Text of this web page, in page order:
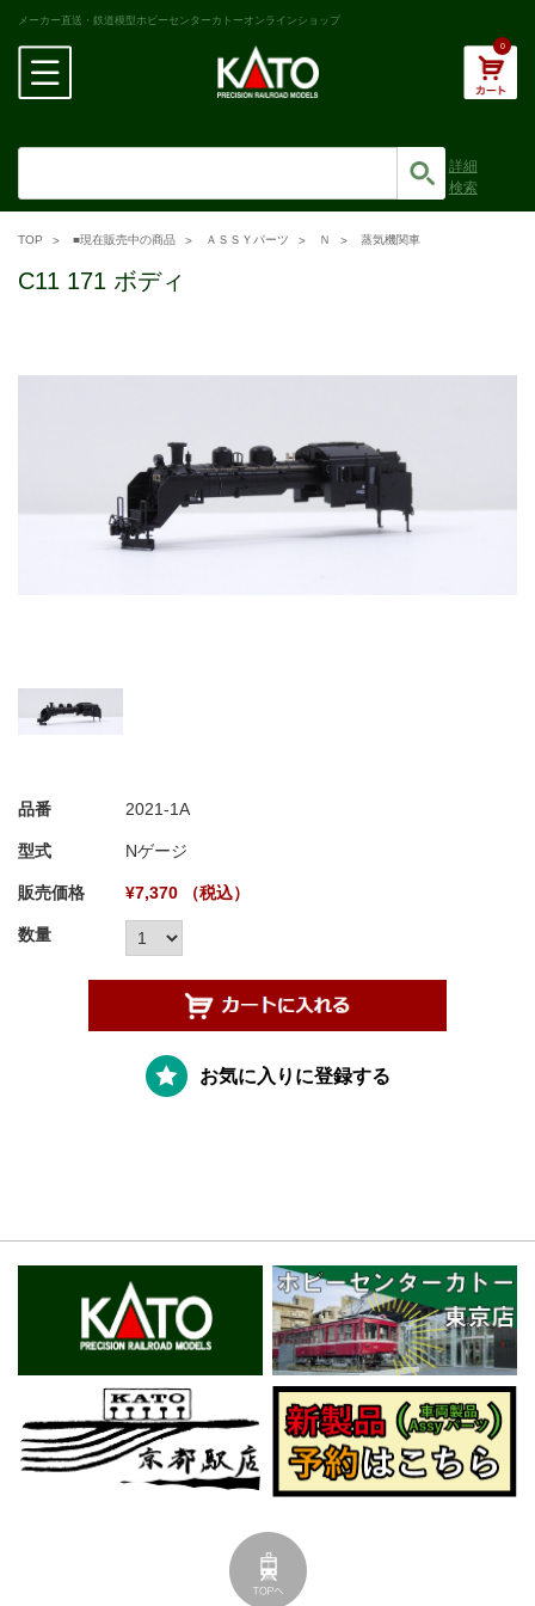
メーカー直送・鉄道模型ホビーセンターカトーオンラインショップ
0
詳細
検索
TOP ■現在販売中の商品 ＡＳＳＹパーツ Ｎ 蒸気機関車
C11 171 ボディ
品番 2021-1A
型式 Nゲージ
販売価格 ¥7,370 （税込）
数量
お気に入りに登録する